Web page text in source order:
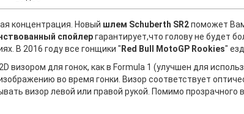
концентрация. Новый шлем Schuberth SR2поможет
спойлергарантирует,что голову не будет
В 2016 году все гонщики " Red Bull MotoGP Rookies"
визором для гонок, как в Formula 1 (улучшен для
во время гонки. Визор соответствует
визор левой или правой рукой. Помимо прозрачного